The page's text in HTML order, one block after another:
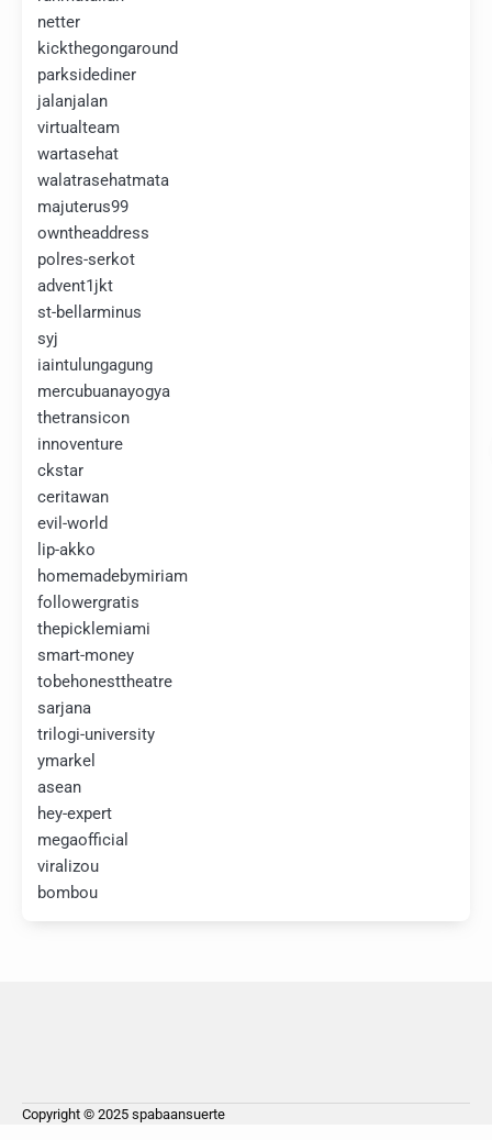
netter
kickthegongaround
parksidediner
jalanjalan
virtualteam
wartasehat
walatrasehatmata
majuterus99
owntheaddress
polres-serkot
advent1jkt
st-bellarminus
syj
iaintulungagung
mercubuanayogya
thetransicon
innoventure
ckstar
ceritawan
evil-world
lip-akko
homemadebymiriam
followergratis
thepicklemiami
smart-money
tobehonesttheatre
sarjana
trilogi-university
ymarkel
asean
hey-expert
megaofficial
viralizou
bombou
Copyright © 2025 spabaansuerte